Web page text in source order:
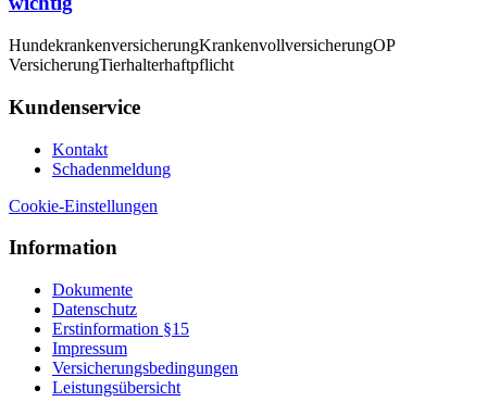
HundekrankenversicherungKrankenvollversicherungOP
VersicherungTierhalterhaftpflicht
Kundenservice
Kontakt
Schadenmeldung
Cookie-Einstellungen
Information
Dokumente
Datenschutz
Erstinformation §15
Impressum
Versicherungsbedingungen
Leistungsübersicht